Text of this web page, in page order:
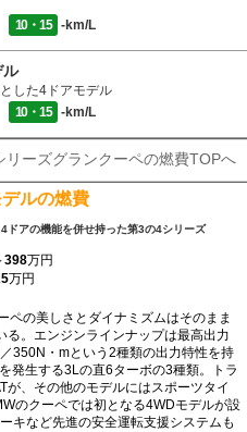
10・15 -km/L
ル
した4ドアモデル
10・15 -km/L
リーズグランクーペの燃費TOPへ
ルの燃費
ドアの機能を併せ持った第3の4シリーズ
398万円
万円
ペの美しさとダイナミズムはそのまま
。エンジンラインナップは最高出力
350N・mという2種類の出力特性を持
発生する3Lの直6ターボの3種類。トラ
、その他のモデルにはスポーツタイ
のクーペでは初となる4WDモデルが設
キなど先進の安全運転支援システムも